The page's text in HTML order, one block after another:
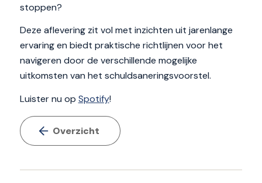
stoppen?
Deze aflevering zit vol met inzichten uit jarenlange
ervaring en biedt praktische richtlijnen voor het
navigeren door de verschillende mogelijke
uitkomsten van het schuldsaneringsvoorstel.
Luister nu op Spotify!
Overzicht